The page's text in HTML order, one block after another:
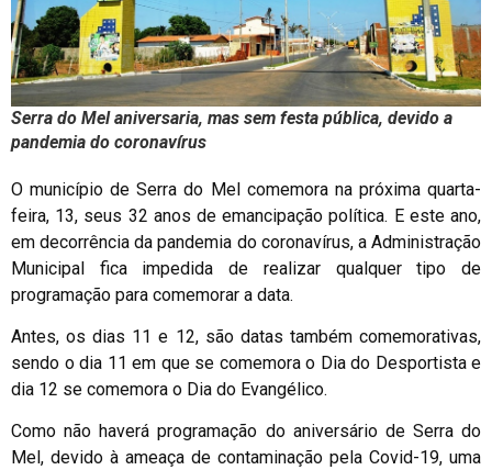
Serra do Mel aniversaria, mas sem festa pública, devido a
pandemia do coronavírus
O município de Serra do Mel comemora na próxima quarta-
feira, 13, seus 32 anos de emancipação política. E este ano,
em decorrência da pandemia do coronavírus, a Administração
Municipal fica impedida de realizar qualquer tipo de
programação para comemorar a data.
Antes, os dias 11 e 12, são datas também comemorativas,
sendo o dia 11 em que se comemora o Dia do Desportista e
dia 12 se comemora o Dia do Evangélico.
Como não haverá programação do aniversário de Serra do
Mel, devido à ameaça de contaminação pela Covid-19, uma